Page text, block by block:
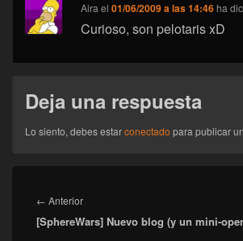
Aira el01/06/2009 a las 14:46 ha
Curioso, son pelotaris xD
Deja una respuesta
Lo siento, debes estarconectado para publicar
de
entradas
← AnteriorEntrada
anterior:
[SphereWars] Nuevo blog (y un mini-